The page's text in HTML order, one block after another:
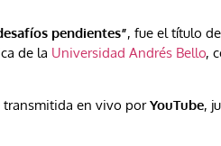
pendientes”, fue el título
de la Universidad Andrés Bello,
transmitida en vivo porYouTube,